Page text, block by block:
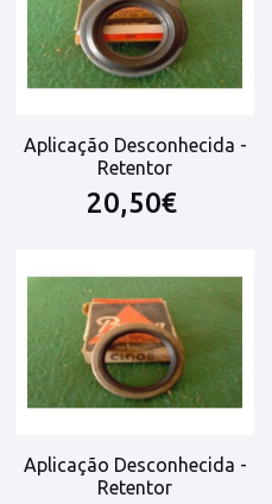
Aplicação Desconhecida -
Retentor
20,50€
Aplicação Desconhecida -
Retentor